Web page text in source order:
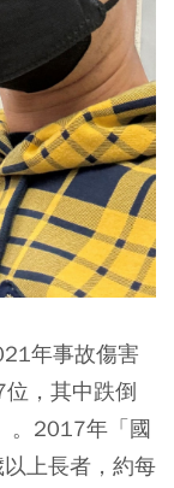
年事故傷害
，其中跌倒
。2017年「國
上長者，約每